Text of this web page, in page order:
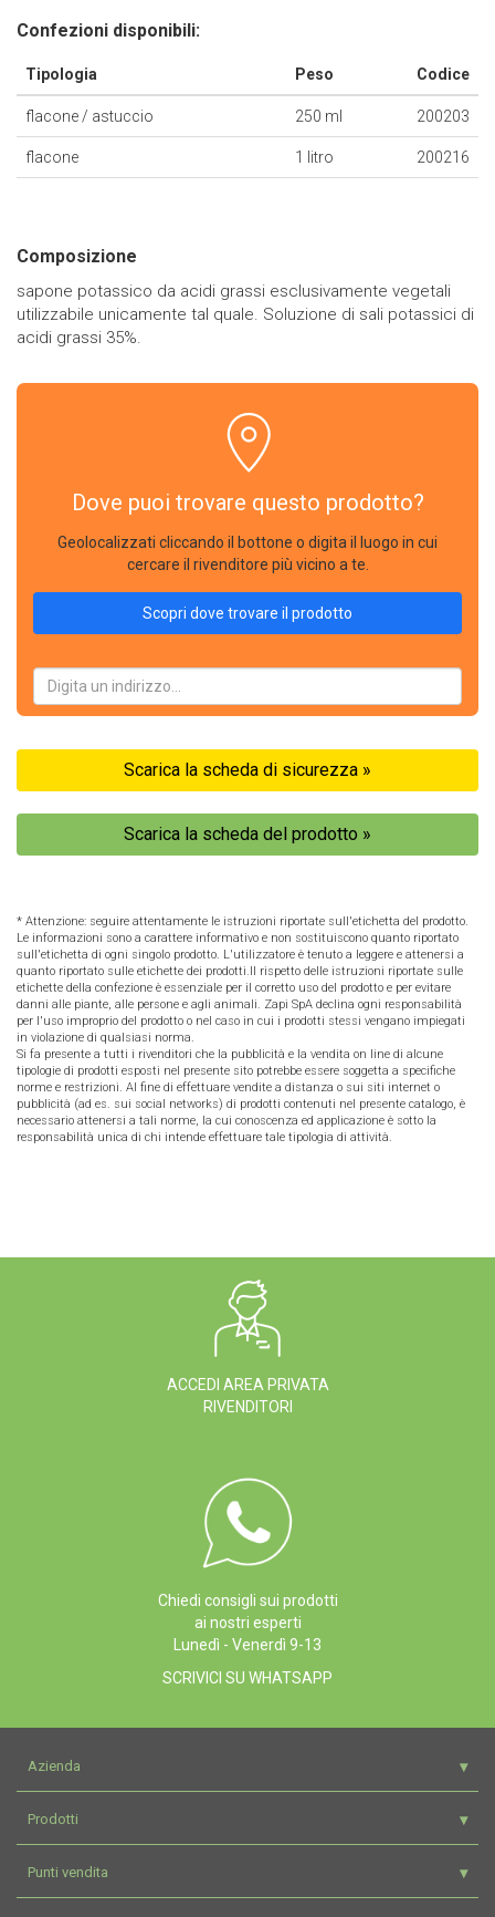
Confezioni disponibili:
Tipologia Peso Codice
flacone / astuccio 250 ml 200203
flacone 1 litro 200216
Composizione
sapone potassico da acidi grassi esclusivamente vegetali
utilizzabile unicamente tal quale. Soluzione di sali potassici di
acidi grassi 35%.
Dove puoi trovare questo prodotto?
Geolocalizzati cliccando il bottone o digita il luogo in cui
cercare il rivenditore più vicino a te.
Scopri dove trovare il prodotto
Scarica la scheda di sicurezza »
Scarica la scheda del prodotto »
* Attenzione: seguire attentamente le istruzioni riportate sull'etichetta del prodotto.
Le informazioni sono a carattere informativo e non sostituiscono quanto riportato
sull'etichetta di ogni singolo prodotto. L'utilizzatore è tenuto a leggere e attenersi a
quanto riportato sulle etichette dei prodotti.Il rispetto delle istruzioni riportate sulle
etichette della confezione è essenziale per il corretto uso del prodotto e per evitare
danni alle piante, alle persone e agli animali. Zapi SpA declina ogni responsabilità
per l'uso improprio del prodotto o nel caso in cui i prodotti stessi vengano impiegati
in violazione di qualsiasi norma.
Si fa presente a tutti i rivenditori che la pubblicità e la vendita on line di alcune
tipologie di prodotti esposti nel presente sito potrebbe essere soggetta a specifiche
norme e restrizioni. Al fine di effettuare vendite a distanza o sui siti internet o
pubblicità (ad es. sui social networks) di prodotti contenuti nel presente catalogo, è
necessario attenersi a tali norme, la cui conoscenza ed applicazione è sotto la
responsabilità unica di chi intende effettuare tale tipologia di attività.
ACCEDI AREA PRIVATA
RIVENDITORI
Chiedi consigli sui prodotti
ai nostri esperti
Lunedì - Venerdì 9-13
SCRIVICI SU WHATSAPP
Azienda
Prodotti
Punti vendita